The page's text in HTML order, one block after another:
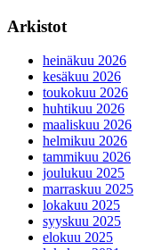
Arkistot
heinäkuu 2026
kesäkuu 2026
toukokuu 2026
huhtikuu 2026
maaliskuu 2026
helmikuu 2026
tammikuu 2026
joulukuu 2025
marraskuu 2025
lokakuu 2025
syyskuu 2025
elokuu 2025